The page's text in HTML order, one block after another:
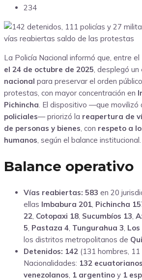
234
La Policía Nacional informó que, entre el
el 24 de octubre de 2025, desplegó un
nacional para preservar el orden
protestas, con mayor concentración en
Pichincha. El dispositivo —que movilizó
policiales— priorizó la reapertura de
de personas y bienes, con respeto a
humanos, según el balance institucional.
Balance operativo
Vías reabiertas: 583 en 20
ellas Imbabura 201 Pichincha
22 Cotopaxi 18 Sucumbíos 13
5 Pastaza 4 Tungurahua 3 Los
los distritos metropolitanos de
Detenidos: 142 (131 hombres, 11
Nacionalidades: 132 ecuatorianos
venezolanos 1 argentino y 1